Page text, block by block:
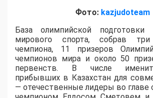
Фото: kazjudoteam
База олимпийской подготовки
мирового спорта, собрав три
чемпиона, 11 призеров
чемпионов мира и около 50
первенств. В числе
прибывших в Казахстан для
— отечественные лидеры во главе